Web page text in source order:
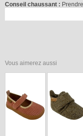
Conseil chaussant :
Vous aimerez aussi